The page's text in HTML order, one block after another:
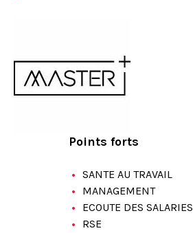
Points forts
SANTE AU TRAVAIL
MANAGEMENT
ECOUTE DES SALARIES
RSE